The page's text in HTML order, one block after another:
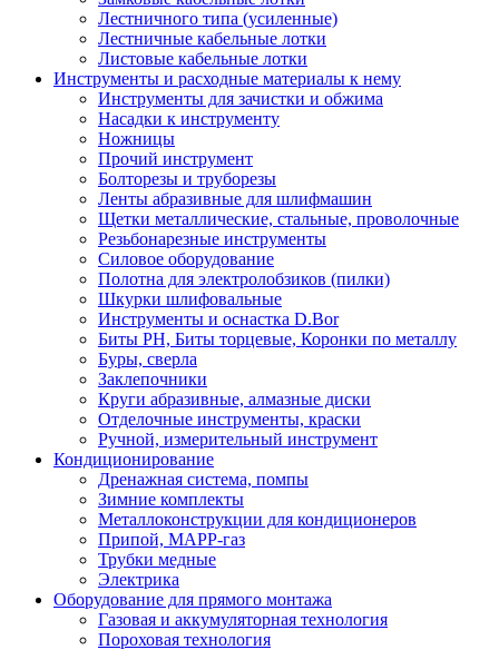
Лестничного типа (усиленные)
Лестничные кабельные лотки
Листовые кабельные лотки
Инструменты и расходные материалы к нему
Инструменты для зачистки и обжима
Насадки к инструменту
Ножницы
Прочий инструмент
Болторезы и труборезы
Ленты абразивные для шлифмашин
Щетки металлические, стальные, проволочные
Резьбонарезные инструменты
Силовое оборудование
Полотна для электролобзиков (пилки)
Шкурки шлифовальные
Инструменты и оснастка D.Bor
Биты PH, Биты торцевые, Коронки по металлу
Буры, сверла
Заклепочники
Круги абразивные, алмазные диски
Отделочные инструменты, краски
Ручной, измерительный инструмент
Кондиционирование
Дренажная система, помпы
Зимние комплекты
Металлоконструкции для кондиционеров
Припой, МАРР-газ
Трубки медные
Электрика
Оборудование для прямого монтажа
Газовая и аккумуляторная технология
Пороховая технология